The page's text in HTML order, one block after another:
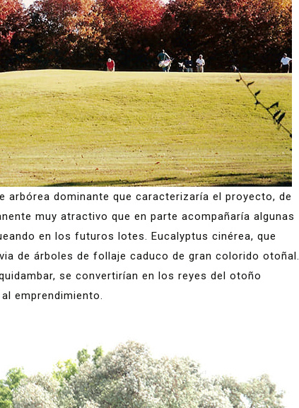
arbórea dominante que caracterizaría el proyecto, de
muy atractivo que en parte acompañaría algunas
en los futuros lotes. Eucalyptus cinérea, que
de árboles de follaje caduco de gran colorido otoñal.
se convertirían en los reyes del otoño
emprendimiento.